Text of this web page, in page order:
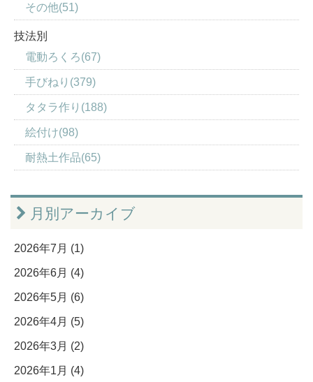
その他(51)
技法別
電動ろくろ(67)
手びねり(379)
タタラ作り(188)
絵付け(98)
耐熱土作品(65)
月別アーカイブ
2026年7月 (1)
2026年6月 (4)
2026年5月 (6)
2026年4月 (5)
2026年3月 (2)
2026年1月 (4)